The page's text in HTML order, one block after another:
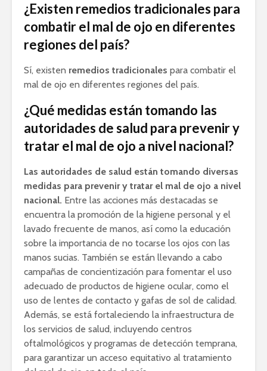
¿Existen remedios tradicionales para
combatir el mal de ojo en diferentes
regiones del país?
Sí, existen remedios tradicionales para combatir el
mal de ojo en diferentes regiones del país.
¿Qué medidas están tomando las
autoridades de salud para prevenir y
tratar el mal de ojo a nivel nacional?
Las autoridades de salud están tomando diversas
medidas para prevenir y tratar el mal de ojo a nivel
nacional. Entre las acciones más destacadas se
encuentra la promoción de la higiene personal y el
lavado frecuente de manos, así como la educación
sobre la importancia de no tocarse los ojos con las
manos sucias. También se están llevando a cabo
campañas de concientización para fomentar el uso
adecuado de productos de higiene ocular, como el
uso de lentes de contacto y gafas de sol de calidad.
Además, se está fortaleciendo la infraestructura de
los servicios de salud, incluyendo centros
oftalmológicos y programas de detección temprana,
para garantizar un acceso equitativo al tratamiento